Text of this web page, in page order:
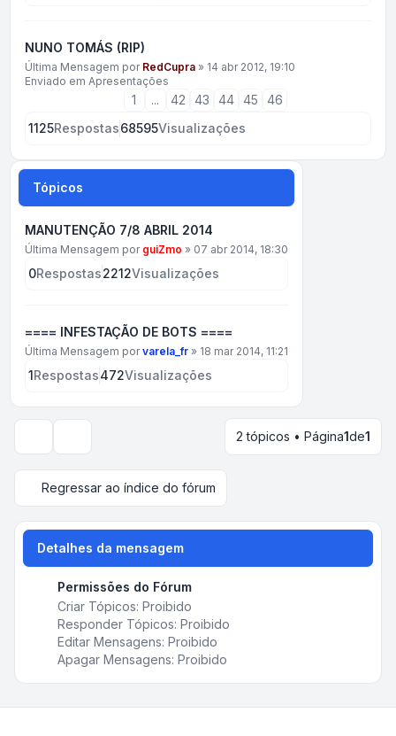
NUNO TOMÁS (RIP)
Última Mensagem por RedCupra » 14 abr 2012, 19:10
Enviado em Apresentações
1 ... 42 43 44 45
46
1125Respostas68595Visualizações
Tópicos
MANUTENÇÃO 7/8 ABRIL 2014
Última Mensagem por guiZmo » 07 abr 2014, 18:30
0Respostas2212Visualizações
==== INFESTAÇÃO DE BOTS ====
Última Mensagem porvarela_fr » 18 mar 2014, 11:21
1Respostas472Visualizações
Opções de visualização e ordenação2 tópicos • Página1de1
Regressar ao índice do fórum
Detalhes da mensagem
Permissões do Fórum
Criar Tópicos: Proibido
Responder Tópicos: Proibido
Editar Mensagens: Proibido
Apagar Mensagens: Proibido